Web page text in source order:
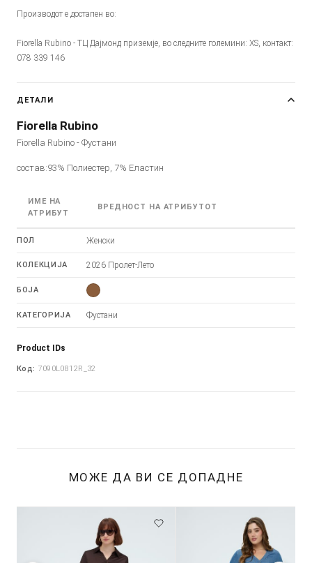
Производот е достапен во:
Fiorella Rubino - ТЦ Дајмонд приземје, во следните големини: XS, контакт:
078 339 146
ДЕТАЛИ
Fiorella Rubino
Fiorella Rubino - Фустани
состав:93% Полиестер, 7% Еластин
ИМЕ НА
АТРИБУТ
ВРЕДНОСТ НА АТРИБУТОТ
ПОЛ Женски
КОЛЕКЦИЈА 2026 Пролет-Лето
БОЈА
КАТЕГОРИЈА Фустани
Product IDs
Код: 7090L0812R_32
МОЖЕ ДА ВИ СЕ ДОПАДНЕ